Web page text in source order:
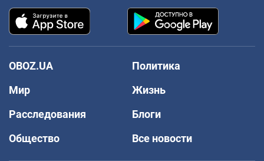
OBOZ.UA
Политика
Мир
Жизнь
Расследования
Блоги
Общество
Все новости